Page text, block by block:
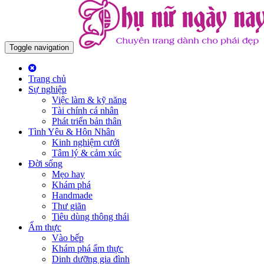
Toggle navigation
Trang chủ
Sự nghiệp
Việc làm & kỹ năng
Tài chính cá nhân
Phát triển bản thân
Tình Yêu & Hôn Nhân
Kinh nghiệm cưới
Tâm lý & cảm xúc
Đời sống
Mẹo hay
Khám phá
Handmade
Thư giãn
Tiêu dùng thông thái
Ẩm thực
Vào bếp
Khám phá ẩm thực
Dinh dưỡng gia đình